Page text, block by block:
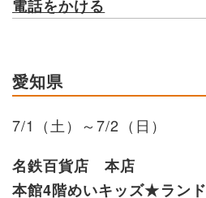
電話をかける
愛知県
7/1（土）～7/2（日）
名鉄百貨店 本店
本館4階めいキッズ★ランド